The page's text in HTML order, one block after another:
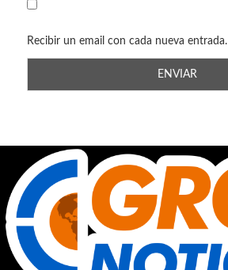
Recibir un email con cada nueva entrada.